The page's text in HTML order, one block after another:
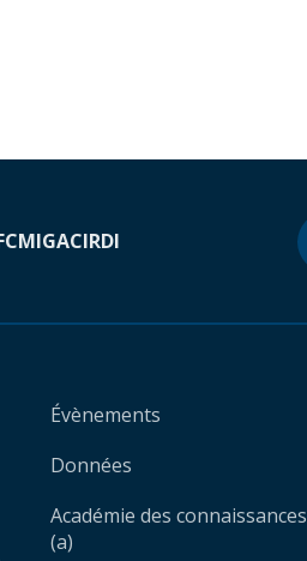
MIGACIRDI
Évènements
Données
Académie des connaissances
(a)